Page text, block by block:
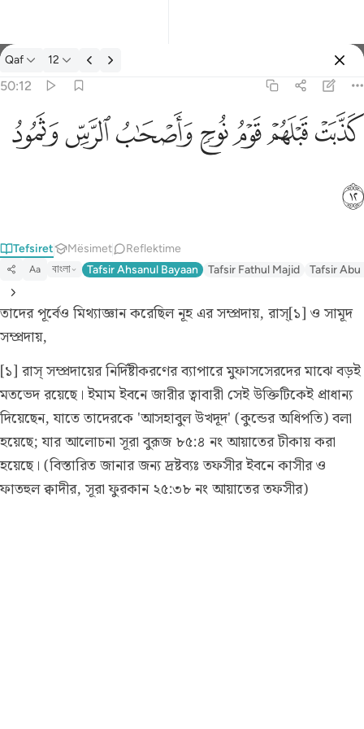
Tefsir: Qaf 50:12
Qaf 12
50:12
كذبت قبلهم قوم نوح واصحاب الرس وثمود ١٢
كَذَّبَتْ قَبْلَهُمْ قَوْمُ نُوحٍۢ وَأَصْحَـٰبُ ٱلرَّسِّ وَثَمُودُ ١٢
ﲫﲬﲭﲮﲯﲰﲱ
ﲲ
Tefsiret Mësimet Reflektime
Aa বাংলা Tafsir Ahsanul Bayaan Tafsir Fathul Majid Tafsir Abu
তাদের পূর্বেও মিথ্যাজ্ঞান করেছিল নূহ এর সম্প্রদায়, রাস্[১] ও সামূদ
সম্প্রদায়,
[১] রাস্ সম্প্রদায়ের নির্দিষ্টীকরণের ব্যাপারে মুফাসসেরদের মাঝে বড়ই
মতভেদ রয়েছে। ইমাম ইবনে জারীর ত্বাবারী সেই উক্তিটিকেই প্রাধান্য
দিয়েছেন, যাতে তাদেরকে 'আসহাবুল উখদূদ' (কুন্ডের অধিপতি) বলা
হয়েছে; যার আলোচনা সূরা বুরূজ ৮৫:৪ নং আয়াতের টীকায় করা
হয়েছে। (বিস্তারিত জানার জন্য দ্রষ্টব্যঃ তফসীর ইবনে কাসীর ও
ফাতহুল ক্বাদীর, সূরা ফুরকান ২৫:৩৮ নং আয়াতের তফসীর)